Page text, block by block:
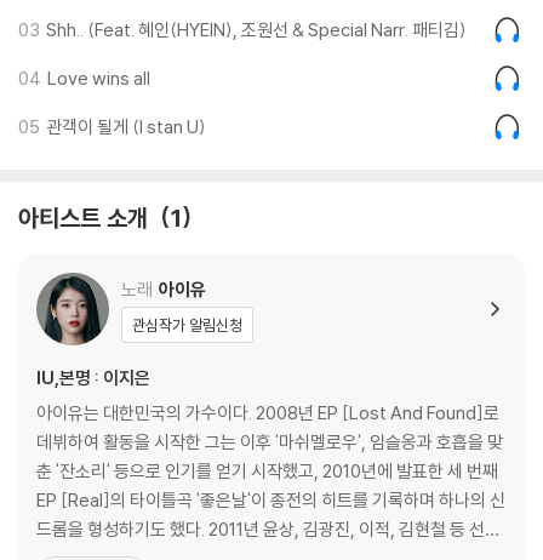
는 듯한 재미를 선사한다.
곡 중간중간 재기발랄하게 가미된 FX 소스들이 마치 마켓에서 쇼핑을 하
는 듯한 신나는 기분을 더한다.
20대에 처음으로 직접 프로듀싱한 앨범 ‘CHAT-SHIRE’에서 나는 내 나
화려한 꽃이든 잔꽃이든. 그때는 내가 때 되면 만개할 꽃이라고 믿었다.
세상 모두가 꽃이 될 이유도, 꽃이 될 필요도 없다는 것을 깨달은 30대의
나는 하늘에 홀홀히 나부끼는 홀씨로 살고자 한다. 지치지 않는 쇼핑객처
럼 목적지 없이 휘적휘적 구경하고 떠돌며, 내 세상 곳곳에 진열된 다양한
선택지들을 카트에 넣고 싶다. /
Hip-Hop/R&B 기반의 독특한 구성을 지닌 트랙.
묵직한 Drum & Bass 위에서 아이유의 목소리는 때로는 R&B singer의
유연함, 때로는 자신감 넘치는 Rapper의 여유로움, 때로는 동요를 부르
03 Shh.. (Feat. 혜인(HYEIN), 조원선 & Special Narr. 패티김)
04 Love wins all
05 관객이 될게 (I stan U)
아티스트 소개 1
노래 아이유
관심작가 알림신청
IU,본명 : 이지은
아이유는 대한민국의 가수이다. 2008년 EP [Lost And Found]로
데뷔하여 활동을 시작한 그는 이후 '마쉬멜로우', 임슬옹과 호흡을 맞
춘 '잔소리' 등으로 인기를 얻기 시작했고, 2010년에 발표한 세 번째
EP [Real]의 타이틀곡 '좋은날'이 종전의 히트를 기록하며 하나의 신
드롬을 형성하기도 했다. 2011년 윤상, 김광진, 이적, 김현철 등 선배